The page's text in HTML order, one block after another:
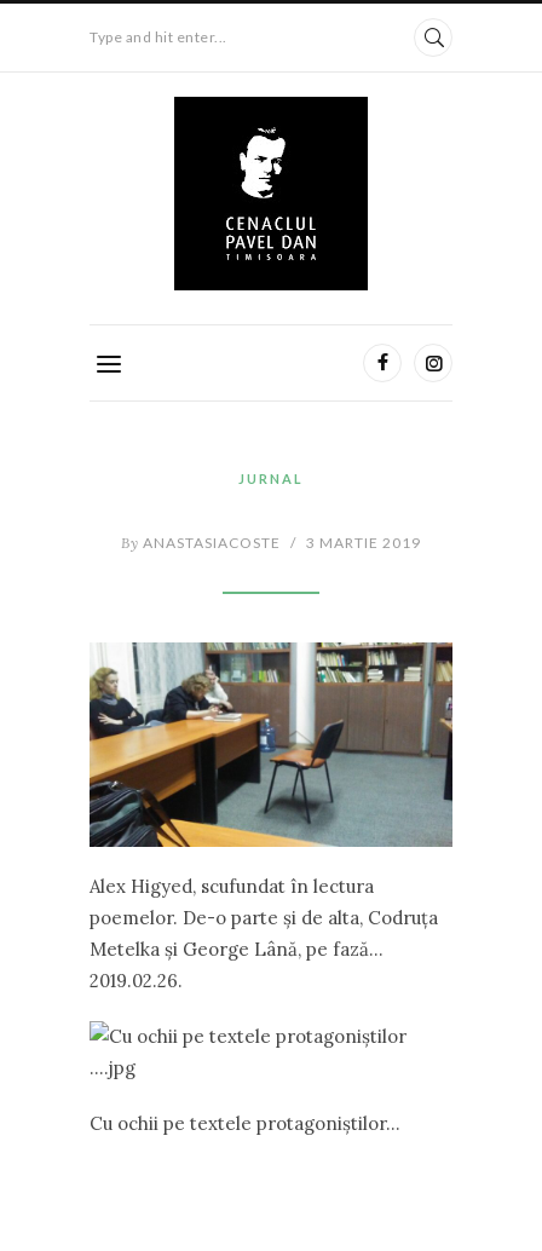
Type and hit enter...
JURNAL
By ANASTASIACOSTE / 3 MARTIE 2019
Alex Higyed, scufundat în lectura
poemelor. De-o parte și de alta, Codruța
Metelka și George Lână, pe fază…
2019.02.26.
Cu ochii pe textele protagoniștilor…